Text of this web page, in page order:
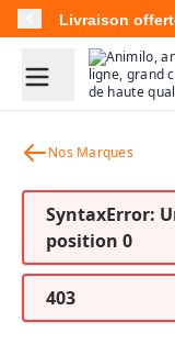
Allez au contenu
Livraison
Nos Marques
SyntaxError:
position 0
403